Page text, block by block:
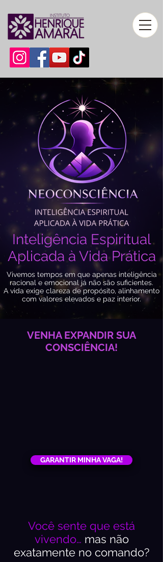
Inteligência Espiritual
Aplicada à Vida Prática
Vivemos tempos em que apenas inteligência
racional e emocional já não são suficientes.
A vida exige clareza de propósito, alinhamento
com valores elevados e paz interior.
VENHA EXPANDIR SUA
CONSCIÊNCIA!
GARANTIR MINHA VAGA!
Você sente que está
vivendo… mas não
exatamente no comando?